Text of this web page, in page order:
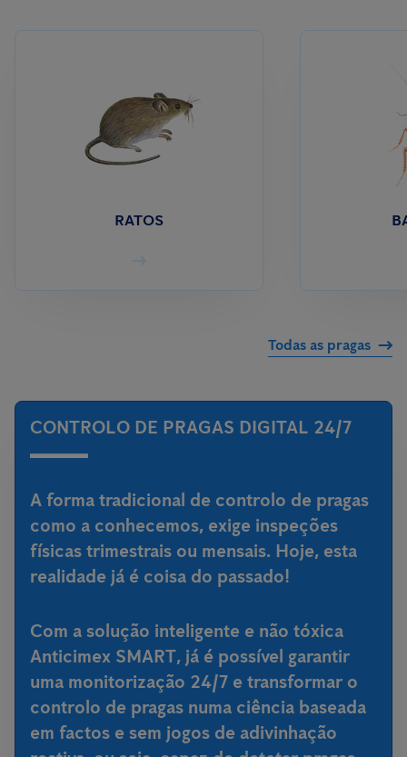
RATOS
Todas as pragas
CONTROLO DE PRAGAS DIGITAL 24/7
A forma tradicional de controlo de pragas
como a conhecemos, exige inspeções
físicas trimestrais ou mensais. Hoje, esta
realidade já é coisa do passado!
Com a solução inteligente e não tóxica
Anticimex SMART, já é possível garantir
uma monitorização 24/7 e transformar o
controlo de pragas numa ciência baseada
em factos e sem jogos de adivinhação